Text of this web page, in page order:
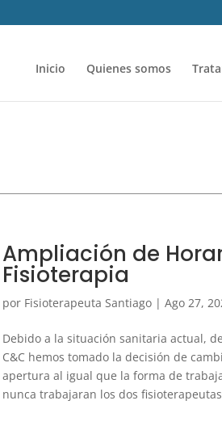
Inicio Quienes somos
Ampliación de
Fisioterapia
por Fisioterapeuta Santiago | Ago 27,
Debido a la situación sanitaria actual,
C&C hemos tomado la decisión de
apertura al igual que la forma de
nunca trabajaran los dos